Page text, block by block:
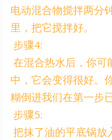
电动混合物搅拌两分
里，把它搅拌好。
步骤4:
在混合热水后，你可
中，它会变得很好。
糊倒进我们在第一步
步骤5:
把抹了油的平底锅